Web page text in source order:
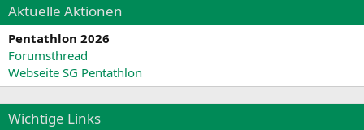
Aktuelle Aktionen
Pentathlon 2026
Forumsthread
Webseite SG Pentathlon
Wichtige Links